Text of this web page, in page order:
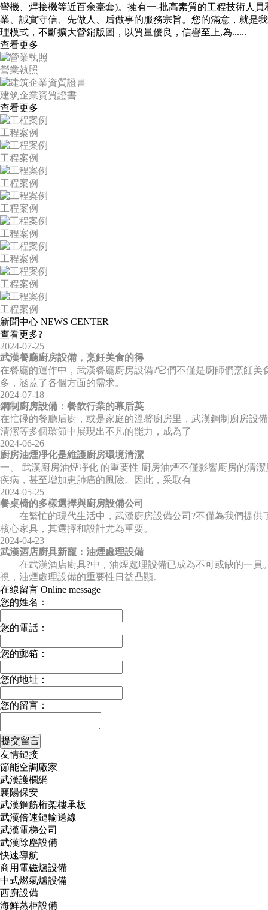
彎機、焊接機等近百余臺套)。擁有一-批高素質的工程技術人
業、誠實守信、先做人、后做事的服務宗旨。您的滿意，就是
理模式，不斷擴大營銷版圖，以質量優良，信譽至上,為......
查看更多
營業執照
建筑企業資質證書
查看更多
工程案例
工程案例
工程案例
工程案例
工程案例
工程案例
工程案例
工程案例
新聞中心 NEWS CENTER
查看更多?
2024-07-25
武漢餐廳廚房設備，烹飪美食的得
在餐廳的運作中，武漢餐廳廚房設備?它們不僅是廚師們烹飪
多，涵蓋了各個方面的需求。
2024-07-18
鋼制廚房設備：餐飲行業的幕后英
在忙碌的餐廳后廚，或是家庭的溫馨廚房里，武漢鋼制廚房設
清潔等多個環節中展現出不凡的能力，成為了
2024-06-26
廚房油煙凈化是維護廚房環境清潔
一、 武漢廚房油煙凈化 的重要性 廚房油煙不僅影響廚房的清
疾病，甚至增加患肺癌的風險。因此，采取有
2024-05-25
餐桌椅的多樣選擇與廚房設備公司
在繁忙的現代生活中，武漢廚房設備公司?不僅為我們提供
核心家具，其選擇和設計尤為重要。
2024-04-23
武漢酒店廚具新寵：油煙處理設備
在武漢酒店廚具?中，油煙處理設備已成為不可或缺的一員
視，油煙處理設備的重要性日益凸顯。
在線留言 Online message
您的姓名：
您的電話：
您的郵箱：
您的地址：
您的留言：
友情鏈接
節能空調廠家
武漢護欄網
襄陽保安
武漢鋼筋桁架樓承板
武漢倍速鏈輸送線
武漢電梯公司
武漢除塵設備
快速導航
商用電磁爐設備
中式燃氣爐設備
西廚設備
海鮮蒸柜設備